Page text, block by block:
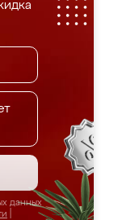
данных